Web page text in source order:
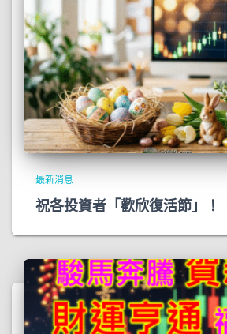
最新消息
祝各投資者「歡欣復活節」！